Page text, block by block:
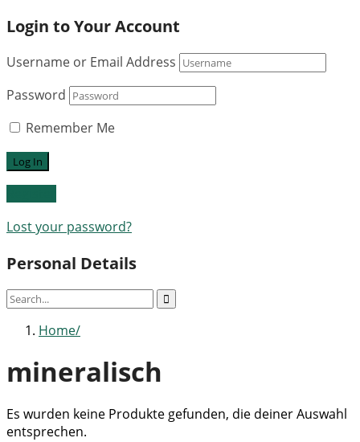
Login to Your Account
Username or Email Address
Password
Remember Me
Lost your password?
Personal Details
Home
mineralisch
Es wurden keine Produkte gefunden, die deiner Auswahl
entsprechen.